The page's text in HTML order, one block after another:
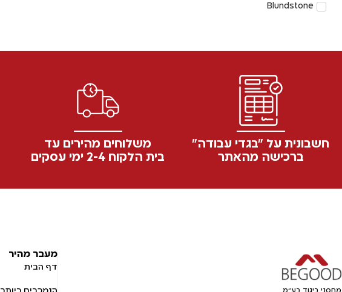
Blundstone
חשבונית על "בגדי עבודה"
ברכישה מהאתר
משלוחים מהירים עד
בית הלקוח 2-4 ימי עסקים
מעבר מהיר
דף הבית